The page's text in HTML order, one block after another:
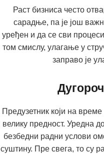
Раст бизниса често
сарадње, па је још
уређен и да се сви
том смислу, улагање у
заправо је
Предузетник који на
велику предност. Уредна
безбедни радни услови
суштину. Пре свега, то су